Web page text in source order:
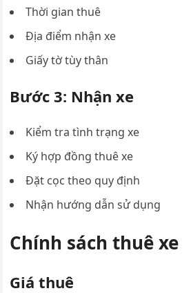
Thời gian thuê
Địa điểm nhận xe
Giấy tờ tùy thân
Bước 3: Nhận xe
Kiểm tra tình trạng xe
Ký hợp đồng thuê xe
Đặt cọc theo quy định
Nhận hướng dẫn sử dụng
Chính sách thuê xe
Giá thuê